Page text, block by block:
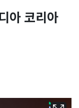
아 코리아